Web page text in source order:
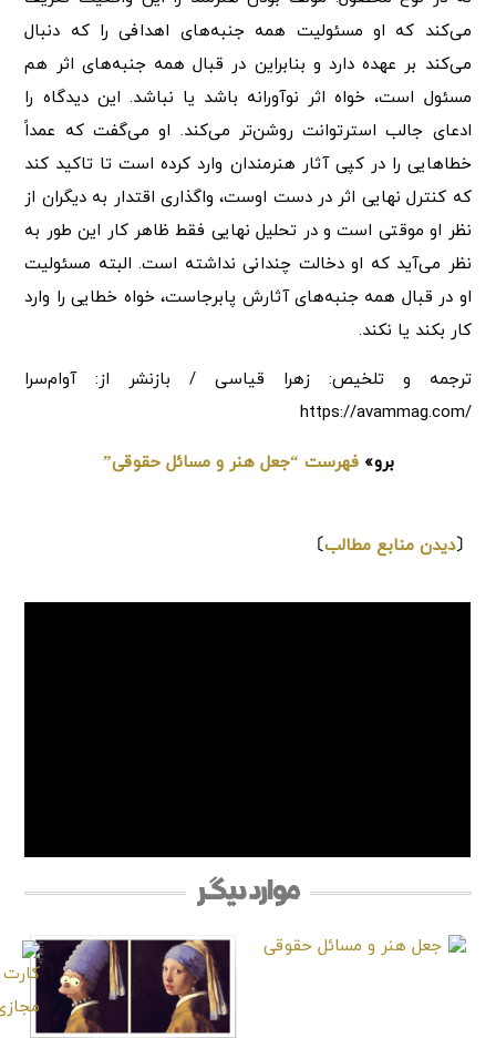
می‌کند که او مسئولیت همه جنبه‌های اهدافی را که دنبال
می‌کند بر عهده دارد و بنابراین در قبال همه جنبه‌های اثر هم
مسئول است، خواه اثر نوآورانه باشد یا نباشد. این دیدگاه را
ادعای جالب استرتوانت روشن‌تر می‌کند. او می‌گفت که عمداً
خطاهایی را در کپی آثار هنرمندان وارد کرده است تا تاکید کند
که کنترل نهایی اثر در دست اوست، واگذاری اقتدار به دیگران از
نظر او موقتی است و در تحلیل نهایی فقط ظاهر کار این طور به
نظر می‌آید که او دخالت چندانی نداشته است. البته مسئولیت
او در قبال همه جنبه‌های آثارش پابرجاست، خواه خطایی را وارد
کار بکند یا نکند.
ترجمه و تلخیص: زهرا قیاسی / بازنشر از: آوام‌سرا
/https://avammag.com
برو» فهرست “جعل هنر و مسائل حقوقی”
〔دیدن منابع مطالب〕
موارد دیگر